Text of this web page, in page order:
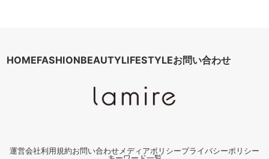
HOMEFASHIONBEAUTYLIFESTYLEお問い合わせ
運営会社利用規約お問い合わせメディアポリシープライバシーポリシー